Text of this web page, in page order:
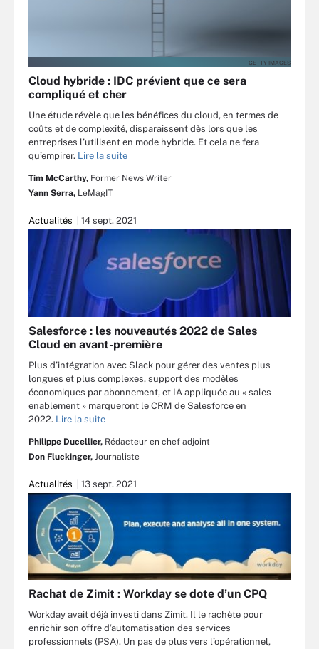
GETTY IMAGES
Cloud hybride : IDC prévient que ce sera
compliqué et cher
Une étude révèle que les bénéfices du cloud, en termes de
coûts et de complexité, disparaissent dès lors que les
entreprises l’utilisent en mode hybride. Et cela ne fera
qu’empirer. Lire la suite
Tim McCarthy, Former News Writer
Yann Serra, LeMagIT
Actualités 14 sept. 2021
Salesforce : les nouveautés 2022 de Sales
Cloud en avant-première
Plus d’intégration avec Slack pour gérer des ventes plus
longues et plus complexes, support des modèles
économiques par abonnement, et IA appliquée au « sales
enablement » marqueront le CRM de Salesforce en
2022. Lire la suite
Philippe Ducellier, Rédacteur en chef adjoint
Don Fluckinger, Journaliste
Actualités 13 sept. 2021
Rachat de Zimit : Workday se dote d’un CPQ
Workday avait déjà investi dans Zimit. Il le rachète pour
enrichir son offre d’automatisation des services
professionnels (PSA). Un pas de plus vers l’opérationnel,